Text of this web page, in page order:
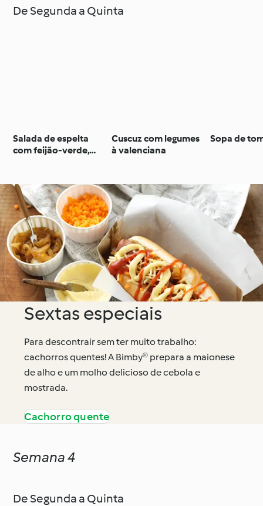
De Segunda a Quinta
Salada de espelta
com feijão‑verde,
Cuscuz com legumes
à valenciana
Sopa de
Sextas especiais
Para descontrair sem ter muito trabalho:
cachorros quentes! A Bimby® prepara a maionese
de alho e um molho delicioso de cebola e
mostrada.
Cachorro quente
Semana 4
De Segunda a Quinta